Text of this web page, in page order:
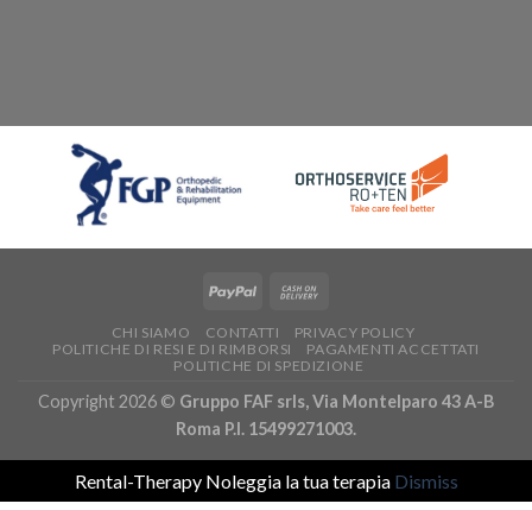
CHI SIAMO CONTATTI
PRIVACY POLICY
POLITICHE DI RESI E DI RIMBORSI
PAGAMENTI ACCETTATI
POLITICHE DI SPEDIZIONE
Copyright 2026 © Gruppo FAF srls, Via Montelparo 43 A-B
Roma P.I. 15499271003.
Rental-Therapy Noleggia la tua terapia Dismiss